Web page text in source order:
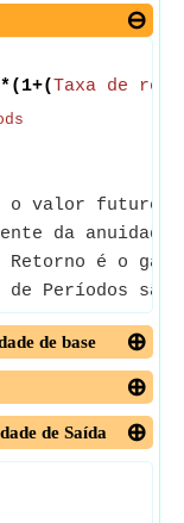
*(1+(Taxa de
valor futuro
da anuidade
Retorno é o
de Períodos
de base
de Saída